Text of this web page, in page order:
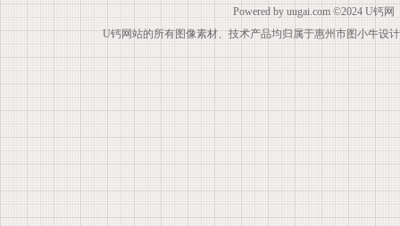
Powered by uugai.com ©2024 U钙网
U钙网站的所有图像素材、技术产品均归属于惠州市图小牛设